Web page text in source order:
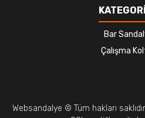
Bar
Çalışma
Websandalye © Tüm hakları